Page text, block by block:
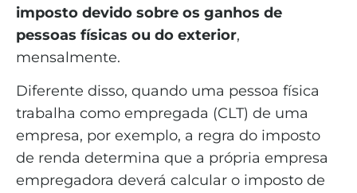
imposto devido sobre os ganhos de
pessoas físicas ou do exterior,
mensalmente.
Diferente disso, quando uma pessoa física
trabalha como empregada (CLT) de uma
empresa, por exemplo, a regra do imposto
de renda determina que a própria empresa
empregadora deverá calcular o imposto de